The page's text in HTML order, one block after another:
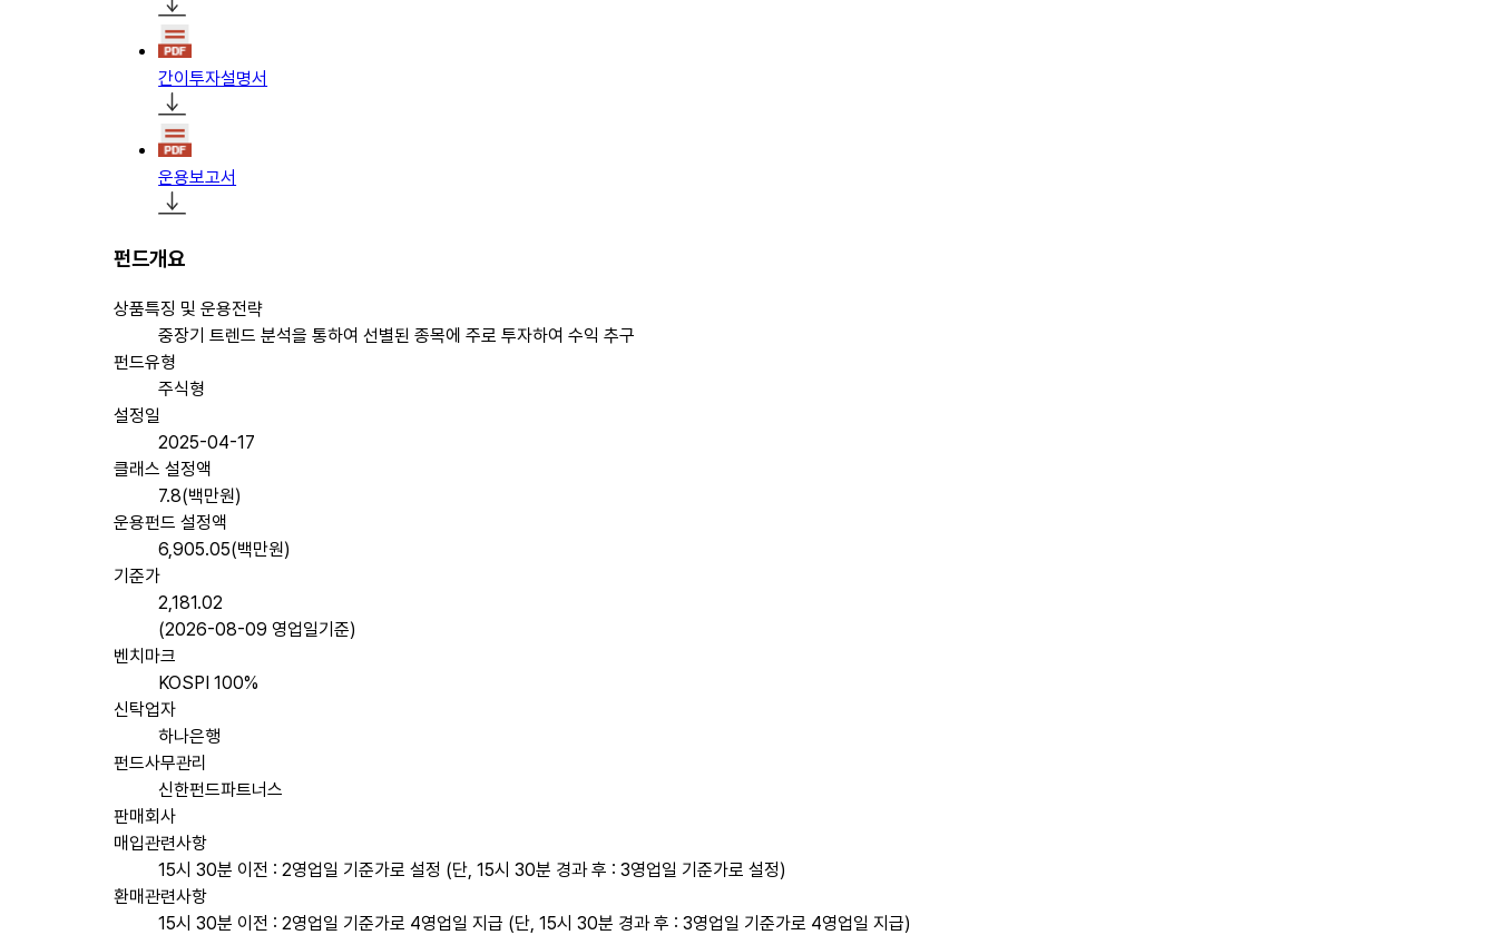
간이투자설명서
운용보고서
펀드개요
상품특징 및 운용전략
중장기 트렌드 분석을 통하여 선별된 종목에 주로 투자하여 수익 추구
펀드유형
주식형
설정일
2025-04-17
클래스 설정액
7.8(백만원)
운용펀드 설정액
6,905.05(백만원)
기준가
2,181.02
(2026-08-09 영업일기준)
벤치마크
KOSPI 100%
신탁업자
하나은행
펀드사무관리
신한펀드파트너스
판매회사
매입관련사항
15시 30분 이전 : 2영업일 기준가로 설정 (단, 15시 30분 경과 후 : 3영업일 기준가로 설정)
환매관련사항
15시 30분 이전 : 2영업일 기준가로 4영업일 지급 (단, 15시 30분 경과 후 : 3영업일 기준가로 4영업일 지급)